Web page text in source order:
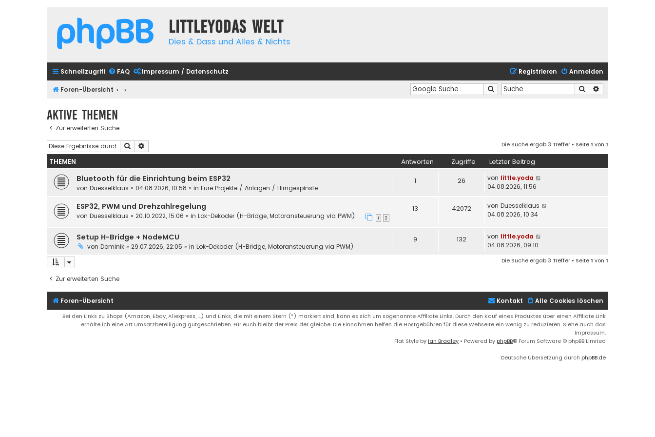
Littleyodas Welt
Dies & Dass und Alles & Nichts
Schnellzugriff FAQ Impressum / Datenschutz Anmelden
Registrieren
Foren-Übersicht Suche
Suche
Aktive Themen
Zur erweiterten Suche
Suche Die Suche ergab 3 Treffer • Seite1 von 1
THEMEN Antworten Zugriffe Letzter Beitrag
Bluetooth für die Einrichtung beim ESP32
von Duesselklaus » 04.08.2026, 10:58 » in Eure Projekte / Anlagen / Hirngespinste
1 26 von little.yoda
04.08.2026, 11:56
ESP32, PWM und Drehzahlregelung
von Duesselklaus » 20.10.2022, 15:06 » in Lok-Dekoder (H-Bridge, Motoransteuerung via PWM) 1 2
13 42072 von Duesselklaus
04.08.2026, 10:34
Setup H-Bridge + NodeMCU
von Dominik » 29.07.2026, 22:05 » in Lok-Dekoder (H-Bridge, Motoransteuerung via PWM)
9 132 von little.yoda
04.08.2026, 09:10
Die Suche ergab 3 Treffer • Seite1 von 1
Zur erweiterten Suche
Foren-Übersicht Alle Cookies löschen
Kontakt
Bei den Links zu Shops (Amazon, Ebay, Aliexpress, ...) und Links, die mit einem Stern (*) markiert sind, kann es sich um sogenannte Affiliate Links. Durch den Kauf eines Produktes über einen Affiliate Link
erhälte ich eine Art Umsatzbeteiligung gutgeschrieben. Für euch bleibt der Preis der gleiche. Die Einnahmen helfen die Hostgebühren für diese Webseite ein wenig zu reduzieren. Siehe auch das
Impressum.
Flat Style by Ian Bradley • Powered by phpBB® Forum Software © phpBB Limited
Deutsche Übersetzung durch phpBB.de